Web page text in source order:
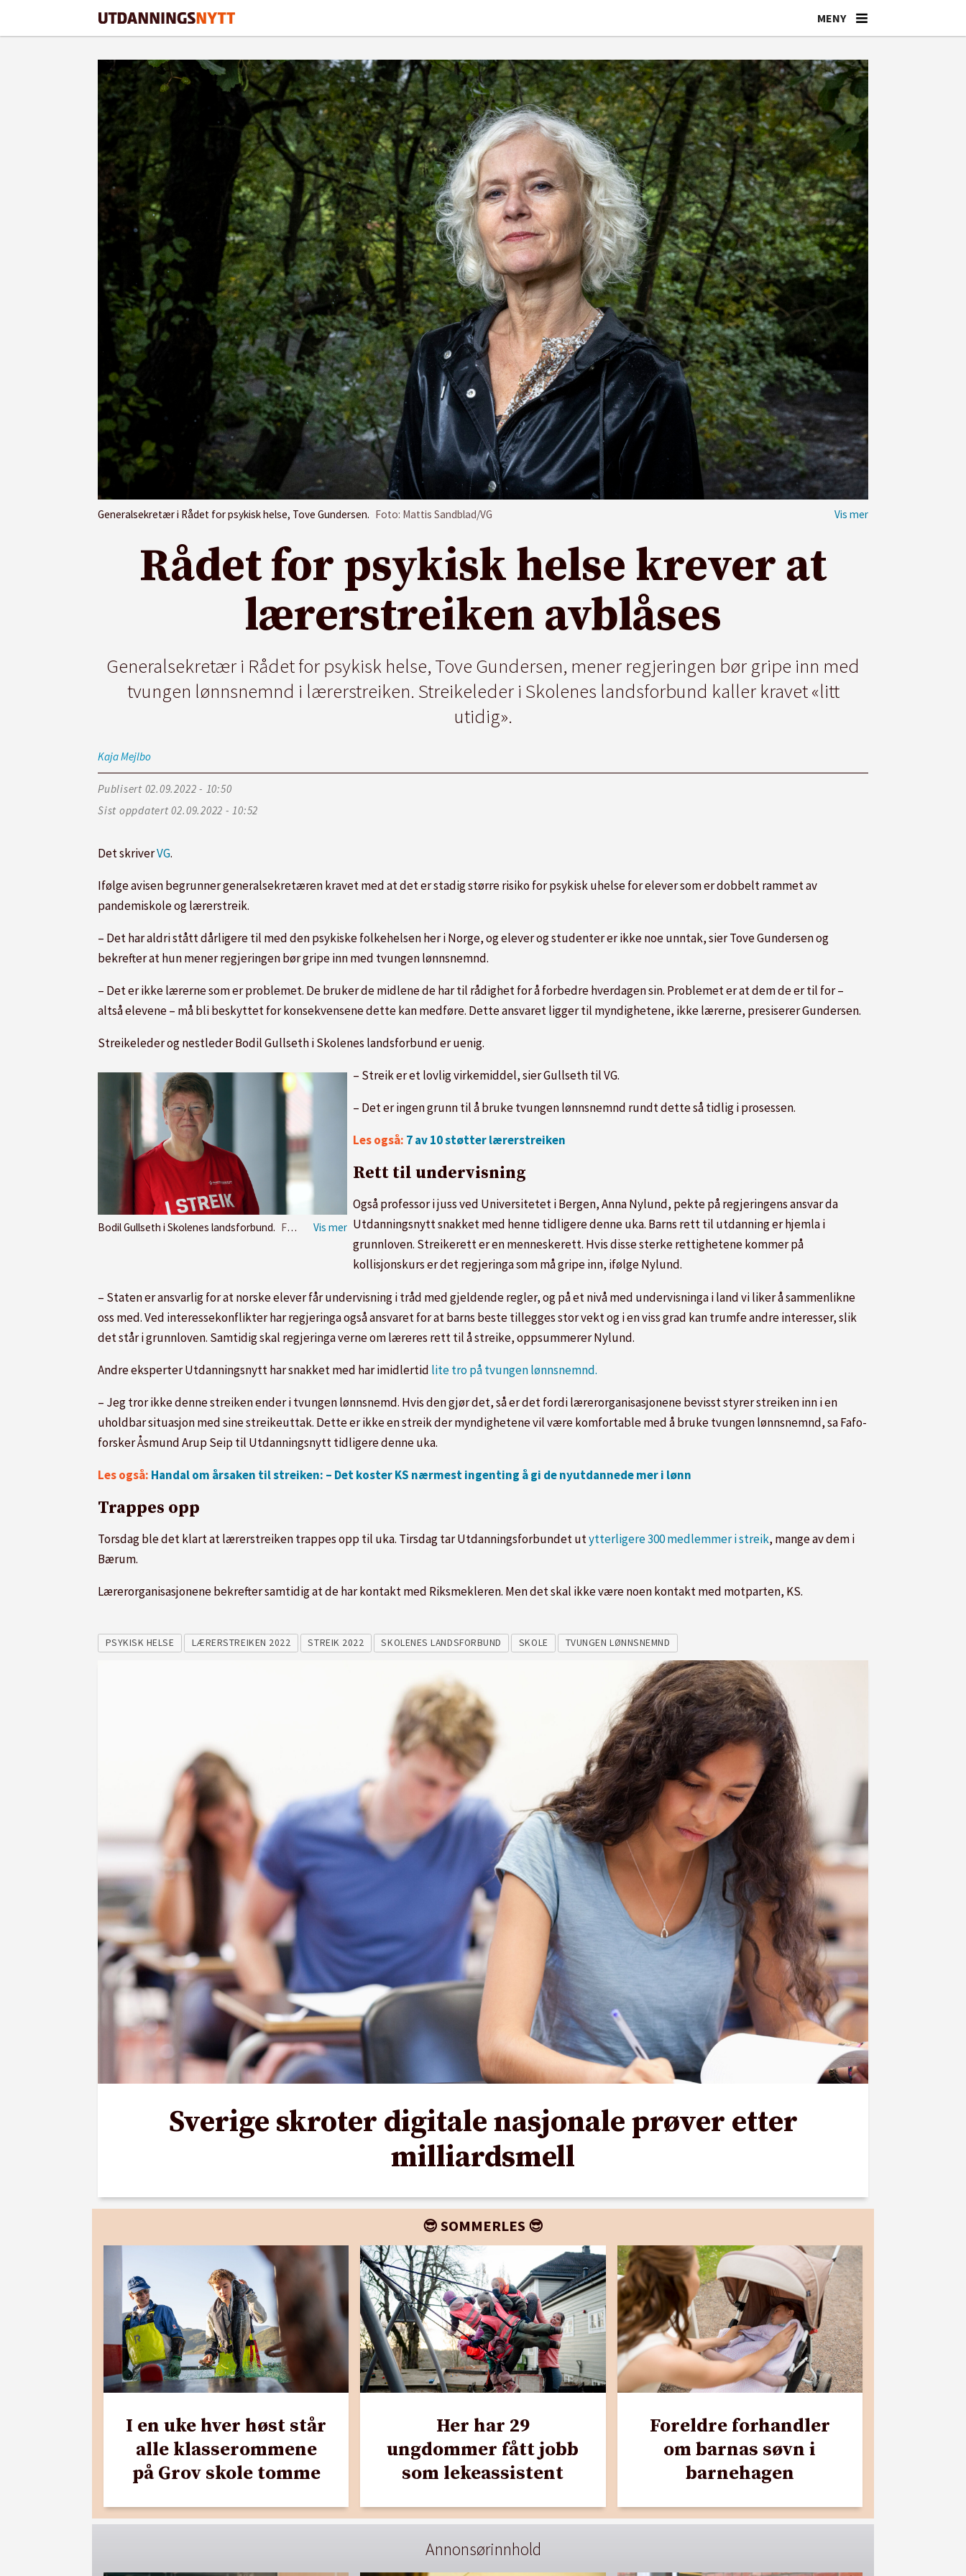
Generalsekretær i Rådet for psykisk helse, Tove Gundersen. Foto: Mattis Sandblad/VG
Rådet for psykisk helse krever at
lærerstreiken avblåses
Generalsekretær i Rådet for psykisk helse, Tove Gundersen, mener regjeringen bør gripe inn med
tvungen lønnsnemnd i lærerstreiken. Streikeleder i Skolenes landsforbund kaller kravet «litt
utidig».
KajaMejlbo
Publisert
02.09.2022 - 10:50
Sist oppdatert
02.09.2022 - 10:52
Det skriverVG.
Ifølge avisen begrunner generalsekretæren kravet med at det er stadig større risiko for psykisk uhelse for elever som er dobbelt rammet av
pandemiskole og lærerstreik.
– Det har aldri stått dårligere til med den psykiske folkehelsen her i Norge, og elever og studenter er ikke noe unntak, sier Tove Gundersen og
bekrefter at hun mener regjeringen bør gripe inn med tvungen lønnsnemnd.
– Det er ikke lærerne som er problemet. De bruker de midlene de har til rådighet for å forbedre hverdagen sin. Problemet er at dem de er til for –
altså elevene – må bli beskyttet for konsekvensene dette kan medføre. Dette ansvaret ligger til myndighetene, ikke lærerne, presiserer Gundersen.
Streikeleder og nestleder Bodil Gullseth i Skolenes landsforbund er uenig.
Bodil Gullseth i Skolenes landsforbund. Foto: Skolenes landsforbund
– Streik er et lovlig virkemiddel, sier Gullseth til VG.
– Det er ingen grunn til å bruke tvungen lønnsnemnd rundt dette så tidlig i prosessen.
Les også: 7 av 10 støtter lærerstreiken
Rett til undervisning
Også professor i juss ved Universitetet i Bergen, Anna Nylund, pekte på regjeringens ansvar da
Utdanningsnytt snakket med henne tidligere denne uka. Barns rett til utdanning er hjemla i
grunnloven. Streikerett er en menneskerett. Hvis disse sterke rettighetene kommer på
kollisjonskurs er det regjeringa som må gripe inn, ifølge Nylund.
– Staten er ansvarlig for at norske elever får undervisning i tråd med gjeldende regler, og på et nivå med undervisninga i land vi liker å sammenlikne
oss med. Ved interessekonflikter har regjeringa også ansvaret for at barns beste tillegges stor vekt og i en viss grad kan trumfe andre interesser, slik
det står i grunnloven. Samtidig skal regjeringa verne om læreres rett til å streike, oppsummerer Nylund.
Andre eksperter Utdanningsnytt har snakket med har imidlertid lite tro på tvungen lønnsnemnd.
– Jeg tror ikke denne streiken ender i tvungen lønnsnemd. Hvis den gjør det, så er det fordi lærerorganisasjonene bevisst styrer streiken inn i en
uholdbar situasjon med sine streikeuttak. Dette er ikke en streik der myndighetene vil være komfortable med å bruke tvungen lønnsnemnd, sa Fafo-
forsker Åsmund Arup Seip til Utdanningsnytt tidligere denne uka.
Les også: Handal om årsaken til streiken: – Det koster KS nærmest ingenting å gi de nyutdannede mer i lønn
Trappes opp
Torsdag ble det klart at lærerstreiken trappes opp til uka. Tirsdag tar Utdanningsforbundet utytterligere 300 medlemmer i streik, mange av dem i
Bærum.
Lærerorganisasjonene bekrefter samtidig at de har kontakt med Riksmekleren. Men det skal ikke være noen kontakt med motparten, KS.
PSYKISK HELSE LÆRERSTREIKEN 2022 STREIK 2022 SKOLENES LANDSFORBUND SKOLE TVUNGEN LØNNSNEMND
Sverige skroter digitale nasjonale prøver etter
milliardsmell
😎 SOMMERLES 😎
I en uke hver høst står
alle klasserommene
på Grov skole tomme
Her har 29
ungdommer fått jobb
som lekeassistent
Foreldre forhandler
om barnas søvn i
barnehagen
Annonsørinnhold